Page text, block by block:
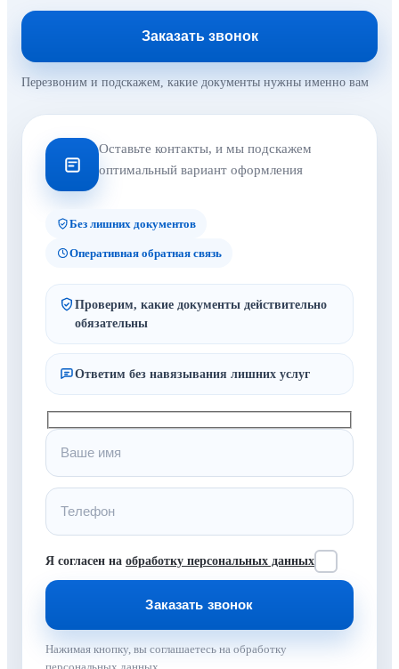
Заказать звонок
Перезвоним и подскажем, какие документы нужны именно вам
Оставьте контакты, и мы подскажем
оптимальный вариант оформления
Без лишних документов
Оперативная обратная связь
Проверим, какие документы действительно
обязательны
Ответим без навязывания лишних услуг
Я согласен на обработку персональных данных
Нажимая кнопку, вы соглашаетесь на обработку